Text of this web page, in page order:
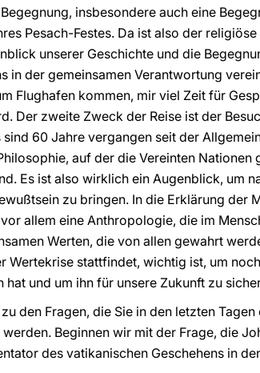
insbesondere auch eine
Pesach-Festes. Da ist also der
unserer Geschichte und die
in der gemeinsamen Verantwortung
Flughafen kommen, mir viel Zeit für
Der zweite Zweck der Reise ist der
60 Jahre vergangen seit der
auf der die Vereinten
Es ist also wirklich ein Augenblick, um
zu bringen. In die Erklärung der
allem eine Anthropologie, die im
Werten, die von allen gewahrt
Wertekrise stattfindet, wichtig ist, um
und um ihn für unsere Zukunft zu
den Fragen, die Sie in den letzten
Beginnen wir mit der Frage, die
des vatikanischen Geschehens in